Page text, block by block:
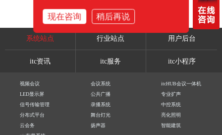
系统站点 行业站点 用户后台
itc资讯 itc服务 itc小程序
视频会议 会议系统
itcHUB会议一体机
LED显示屏
公共广播
专业扩声
信号传输管理
录播系统
中控系统
分布式平台
舞台灯光
亮化照明
云会务
扬声器
智能建筑
现在咨询 稍后再说